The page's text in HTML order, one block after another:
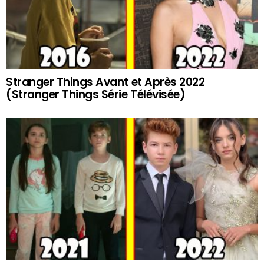
Stranger Things Avant et Après 2022
(Stranger Things Série Télévisée)